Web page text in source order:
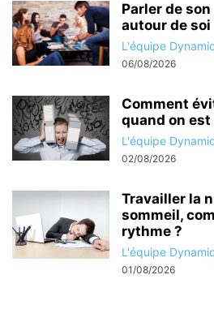
Parler de
autour de soi
L'équipe
06/08/2026
Comment
quand on
L'équipe
02/08/2026
Travailler la
sommeil,
rythme ?
L'équipe
01/08/2026